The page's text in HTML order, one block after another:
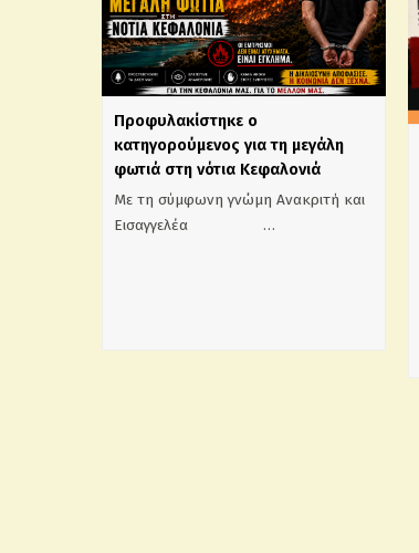
Προφυλακίστηκε ο
κατηγορούμενος για τη μεγάλη
φωτιά στη νότια Κεφαλονιά
Με τη σύμφωνη γνώμη Ανακριτή και
Εισαγγελέα …